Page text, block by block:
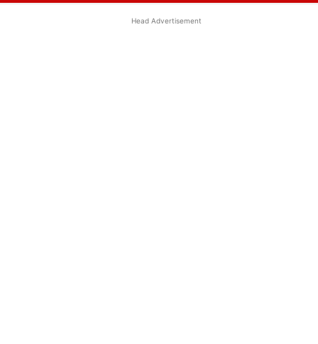
Head Advertisement